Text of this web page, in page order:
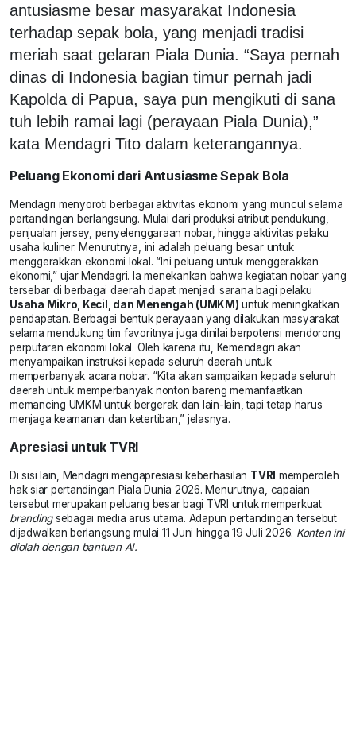
antusiasme besar masyarakat Indonesia
terhadap sepak bola, yang menjadi tradisi
meriah saat gelaran Piala Dunia. “Saya pernah
dinas di Indonesia bagian timur pernah jadi
Kapolda di Papua, saya pun mengikuti di sana
tuh lebih ramai lagi (perayaan Piala Dunia),”
kata Mendagri Tito dalam keterangannya.
Peluang Ekonomi dari Antusiasme Sepak Bola
Mendagri menyoroti berbagai aktivitas ekonomi yang muncul selama
pertandingan berlangsung. Mulai dari produksi atribut pendukung,
penjualan jersey, penyelenggaraan nobar, hingga aktivitas pelaku
usaha kuliner. Menurutnya, ini adalah peluang besar untuk
menggerakkan ekonomi lokal. “Ini peluang untuk menggerakkan
ekonomi,” ujar Mendagri. Ia menekankan bahwa kegiatan nobar yang
tersebar di berbagai daerah dapat menjadi sarana bagi pelaku
Usaha Mikro, Kecil, dan Menengah (UMKM) untuk meningkatkan
pendapatan. Berbagai bentuk perayaan yang dilakukan masyarakat
selama mendukung tim favoritnya juga dinilai berpotensi mendorong
perputaran ekonomi lokal. Oleh karena itu, Kemendagri akan
menyampaikan instruksi kepada seluruh daerah untuk
memperbanyak acara nobar. “Kita akan sampaikan kepada seluruh
daerah untuk memperbanyak nonton bareng memanfaatkan
memancing UMKM untuk bergerak dan lain-lain, tapi tetap harus
menjaga keamanan dan ketertiban,” jelasnya.
Apresiasi untuk TVRI
Di sisi lain, Mendagri mengapresiasi keberhasilan TVRI memperoleh
hak siar pertandingan Piala Dunia 2026. Menurutnya, capaian
tersebut merupakan peluang besar bagi TVRI untuk memperkuat
brandingsebagai media arus utama. Adapun pertandingan tersebut
dijadwalkan berlangsung mulai 11 Juni hingga 19 Juli 2026. Konten ini
diolah dengan bantuan AI.